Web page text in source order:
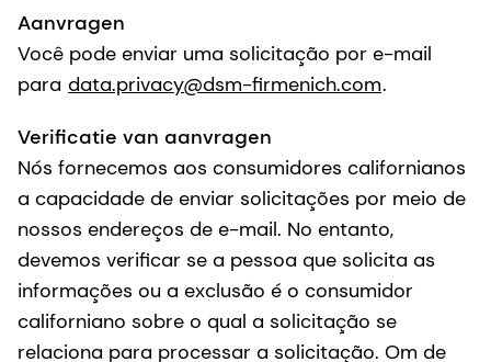
Aanvragen
Você pode enviar uma solicitação por e-mail
para data.privacy@dsm-firmenich.com.
Verificatie van aanvragen
Nós fornecemos aos consumidores californianos
a capacidade de enviar solicitações por meio de
nossos endereços de e-mail. No entanto,
devemos verificar se a pessoa que solicita as
informações ou a exclusão é o consumidor
californiano sobre o qual a solicitação se
relaciona para processar a solicitação. Om de